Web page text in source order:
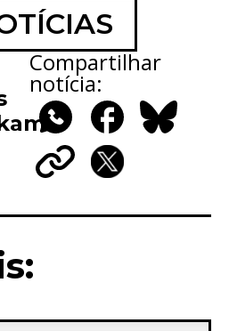
Compartilhar
notícia:
WhatsAppFacebook